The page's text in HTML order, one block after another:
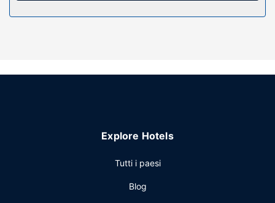
Attrattive della proprietà
24 ore su 24 e un servizio lavanderia. Il un parcheggio con
Explore Hotels
Tutti i paesi
Blog